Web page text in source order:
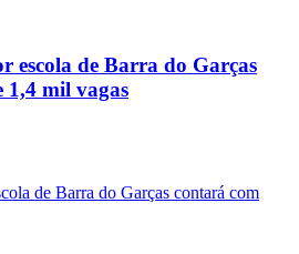
escola de Barra do Garças
1,4 mil vagas